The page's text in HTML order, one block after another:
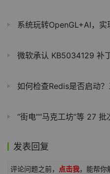
系统玩转OpenGL+AI，
微软承认 KB5034129 补丁致
如何检查Redis是否启动？
“街电”“马克工坊”等 27
发表回复
评论问题之前， 点击我，能帮你